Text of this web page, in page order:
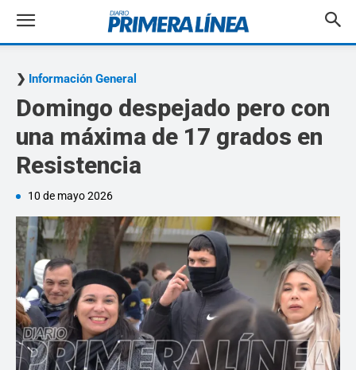
Información General
Domingo despejado pero con
una máxima de 17 grados en
Resistencia
10 de mayo 2026